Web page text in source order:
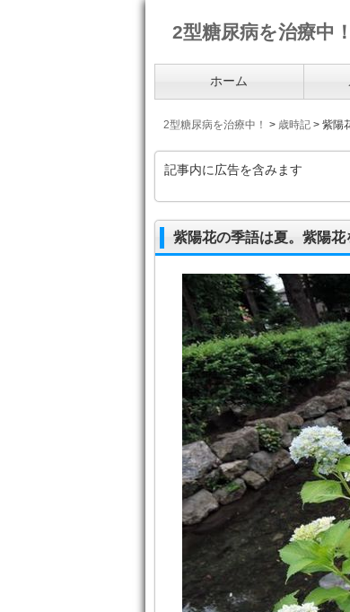
2型糖尿病を治療中！
ホーム
2型糖尿病を治療中！ > 歳時記 > 紫陽
記事内に広告を含みます
紫陽花の季語は夏。紫陽